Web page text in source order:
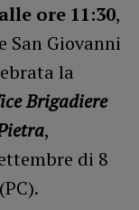
ore 11:30,
San Giovanni
la
Brigadiere
,
di 8